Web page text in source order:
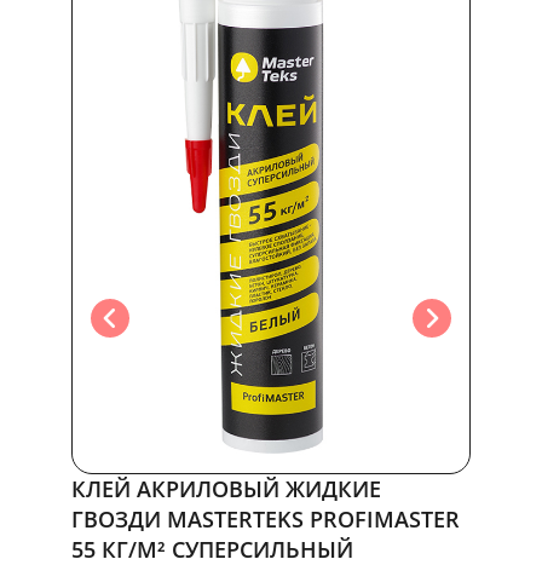
КЛЕЙ АКРИЛОВЫЙ ЖИДКИЕ
ГВОЗДИ MASTERTEKS PROFIMASTER
55 КГ/М² СУПЕРСИЛЬНЫЙ